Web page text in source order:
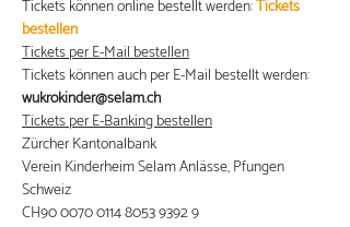
Tickets können online bestellt werden: Tickets
bestellen
Tickets per E-Mail bestellen
Tickets können auch per E-Mail bestellt werden:
wukrokinder@selam.ch
Tickets per E-Banking bestellen
Zürcher Kantonalbank
Verein Kinderheim Selam Anlässe, Pfungen
Schweiz
CH90 0070 0114 8053 9392 9